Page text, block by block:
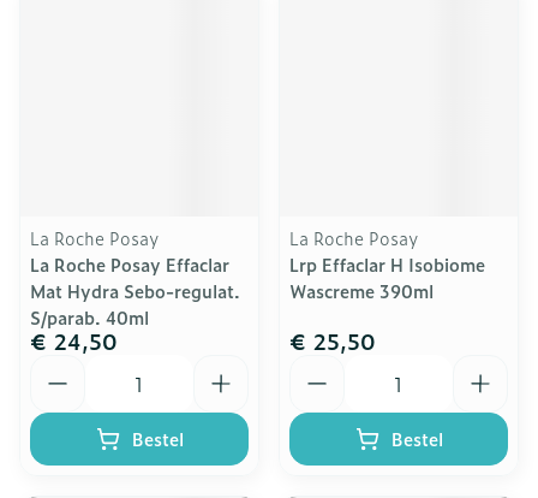
La Roche Posay
La Roche Posay Effaclar
Mat Hydra Sebo-regulat.
S/parab. 40ml
€ 24,50
Bestel
La Roche Posay
Lrp Effaclar H Isobiome
Wascreme 390ml
€ 25,50
Bestel